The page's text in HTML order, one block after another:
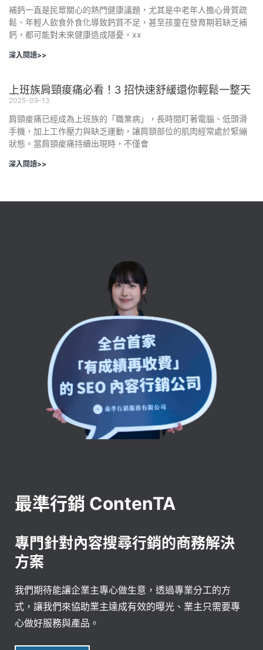
補鈣一直是民眾關心的熱門健康議題，尤其是中老年人擔心骨質疏
鬆、年輕人飲食外食化導致鈣質不足，甚至孩童在發育期若缺乏補
鈣，都可能對未來健康造成隱憂。xx
深入閱讀>>
上班族肩頸痠痛必看！3 招快速舒緩還你輕鬆一整天
2025-09-13
肩頸痠痛已經成為上班族的「職業病」，長時間盯著電腦、低頭滑
手機，加上工作壓力與缺乏運動，讓肩頸部位的肌肉經常處於緊繃
狀態。當肩頸痠痛持續出現時，不僅會
深入閱讀>>
最準行銷 ContenTA
專門針對內容搜尋行銷的商務解決
方案
我們期待能讓企業主專心做生意，透過專業分工的方
式，讓我們來協助業主達成有效的曝光、業主只需要專
心做好服務與產品。